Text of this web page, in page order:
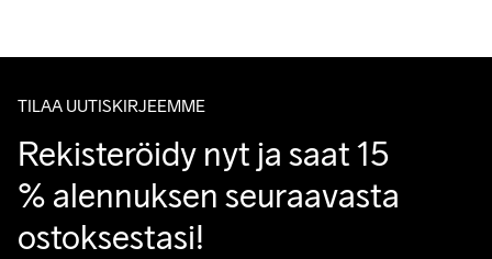
kysymyksiisi.
TILAA UUTISKIRJEEMME
Rekisteröidy nyt ja saat 15
% alennuksen seuraavasta
ostoksestasi!